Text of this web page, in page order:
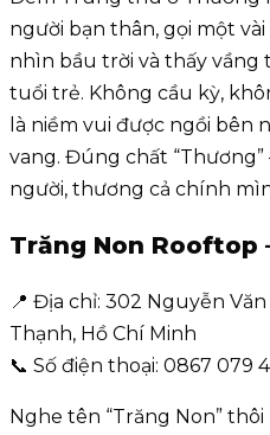
người bạn thân, gọi một
nhìn bầu trời và thấy vầng
tuổi trẻ. Không cầu kỳ,
là niềm vui được ngồi bên
vang. Đúng chất
người, thương cả chính
Trăng Non Rooftop
📍 Địa chỉ: 302 Nguyễn
Thạnh, Hồ Chí Minh
📞 Số điện thoại: 0867 079
Nghe tên “Trăng Non”